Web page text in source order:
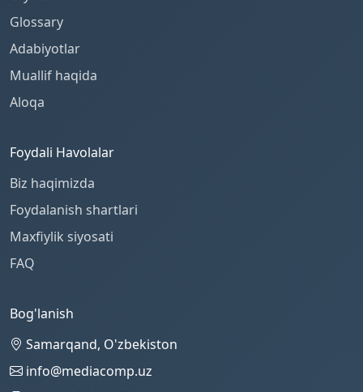
Glossary
Adabiyotlar
Muallif haqida
Aloqa
Foydali Havolalar
Biz haqimizda
Foydalanish shartlari
Maxfiylik siyosati
FAQ
Bog'lanish
Samarqand, O'zbekiston
info@mediacomp.uz